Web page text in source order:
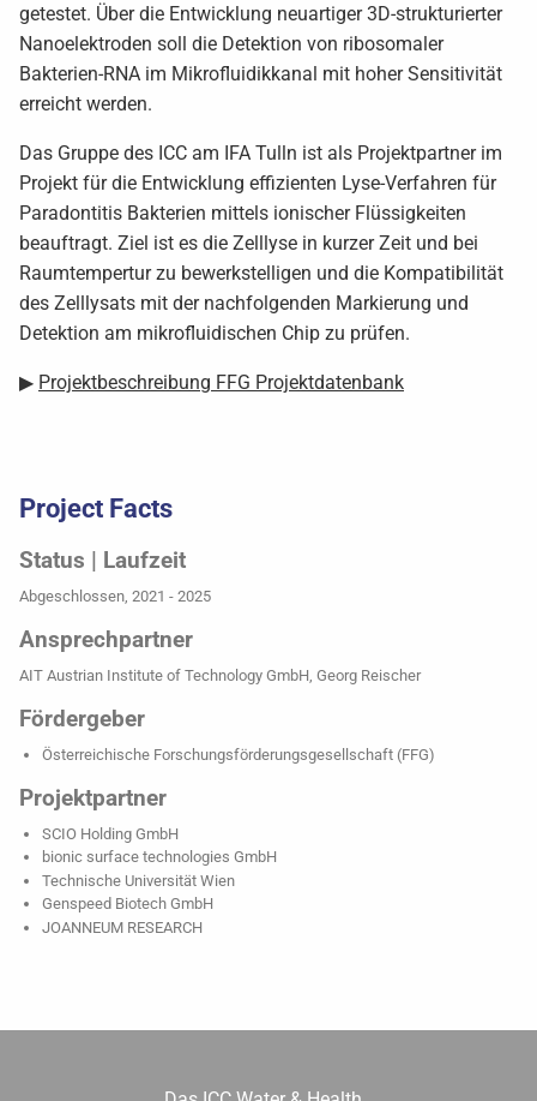
getestet. Über die Entwicklung neuartiger 3D-strukturierter
Nanoelektroden soll die Detektion von ribosomaler
Bakterien-RNA im Mikrofluidikkanal mit hoher Sensitivität
erreicht werden.
Das Gruppe des ICC am IFA Tulln ist als Projektpartner im
Projekt für die Entwicklung effizienten Lyse-Verfahren für
Paradontitis Bakterien mittels ionischer Flüssigkeiten
beauftragt. Ziel ist es die Zelllyse in kurzer Zeit und bei
Raumtempertur zu bewerkstelligen und die Kompatibilität
des Zelllysats mit der nachfolgenden Markierung und
Detektion am mikrofluidischen Chip zu prüfen.
▶ Projektbeschreibung FFG Projektdatenbank
Project Facts
Status | Laufzeit
Abgeschlossen, 2021 - 2025
Ansprechpartner
AIT Austrian Institute of Technology GmbH, Georg Reischer
Fördergeber
Österreichische Forschungsförderungsgesellschaft (FFG)
Projektpartner
SCIO Holding GmbH
bionic surface technologies GmbH
Technische Universität Wien
Genspeed Biotech GmbH
JOANNEUM RESEARCH